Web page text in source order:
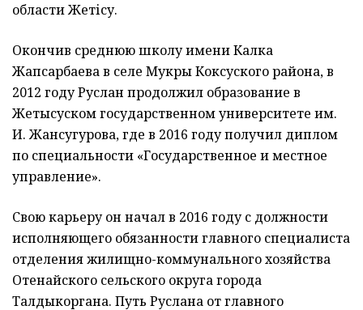
области Жетісу.
Окончив среднюю школу имени Калка
Жапсарбаева в селе Мукры Коксуского района, в
2012 году Руслан продолжил образование в
Жетысуском государственном университете им.
И. Жансугурова, где в 2016 году получил диплом
по специальности «Государственное и местное
управление».
Свою карьеру он начал в 2016 году с должности
исполняющего обязанности главного специалиста
отделения жилищно-коммунального хозяйства
Отенайского сельского округа города
Талдыкоргана. Путь Руслана от главного